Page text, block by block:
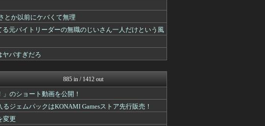
あ艦これ ～艦隊これくしょ...
カンダタ速報
ウマ娘まとめ超速報！
Y速報
ゆるゲーマー遅報
で...
ゲーム魔人
う
ウマ娘うまぴょい速報
城プロRE速報 -城プロR...
ルフレch. - ファイア...
原神速報 | GENSHI...
とか以前にケバくて無理
元バイトリーダーの無職のじいさん一人だけという風
ヤバすぎだろ
885 in / 1412 out
のショート動画を公開！
ジェムパックはKONAMI Gamesストア先行販売！
変更